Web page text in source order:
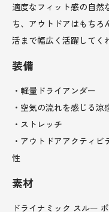
適度なフィット感の自然
ち、アウトドアはもちろ
活まで幅広く活躍してく
装備
・軽量ドライアンダー
・空気の流れを感じる涼
・ストレッチ
・アウトドアアクティ
性
素材
ドライナミック スルー